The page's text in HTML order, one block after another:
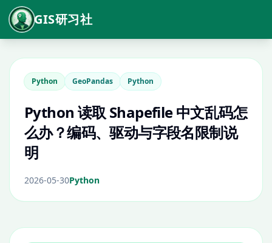
GIS研习社
Python GeoPandas Python
Python 读取 Shapefile 中文乱码怎
么办？编码、驱动与字段名限制说
明
2026-05-30Python